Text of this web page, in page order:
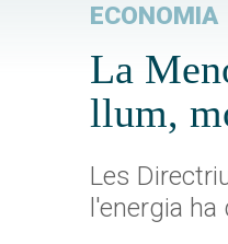
ECONOMIA
La
llum,
Les
l'energia